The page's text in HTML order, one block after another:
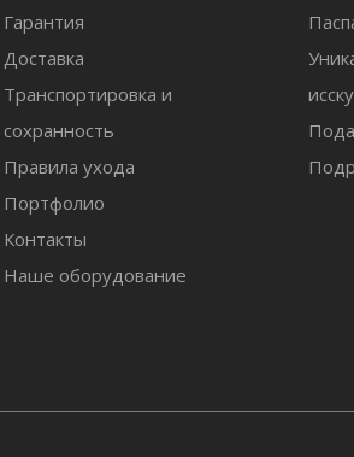
Гарантия
Доставка
Транспортировка и
сохранность
Правила ухода
Портфолио
Контакты
Наше оборудование